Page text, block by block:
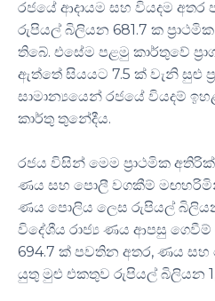
රජයේ ආදායම සහ වියදම අතර
රුපියල් බිලියන 681.7 ක
තිබේ. එසේම පළමු කාර්තුවේ
ඇත්තේ සියයට 7.5 ක් වැනි සුළු
සාමාන්‍යයෙන් රජයේ වියදම්
කාර්තු තුනේදීය.
රජය විසින් මෙම ප්‍රාථමික
ණය සහ පොලී වගකීම්
ණය පොලිය ලෙස රුපියල් බිලියන
විදේශීය රාජ්‍ය ණය ආපසු
694.7 ක් පවතින අතර, ණය
යුතු මුළු එකතුව රුපියල් බිලියන